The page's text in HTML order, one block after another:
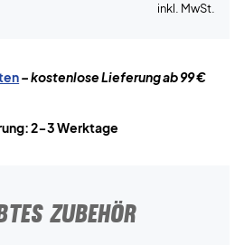
inkl. MwSt.
– kostenlose Lieferung ab 99 €
2-3 Werktage
ZUBEHÖR